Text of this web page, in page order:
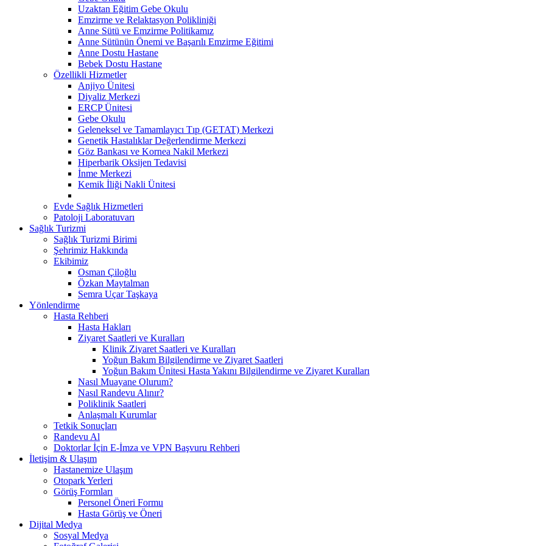
Uzaktan Eğitim Gebe Okulu
Emzirme ve Relaktasyon Polikliniği
Anne Sütü ve Emzirme Politikamız
Anne Sütünün Önemi ve Başarılı Emzirme Eğitimi
Anne Dostu Hastane
Bebek Dostu Hastane
Özellikli Hizmetler
Anjiyo Ünitesi
Diyaliz Merkezi
ERCP Ünitesi
Gebe Okulu
Geleneksel ve Tamamlayıcı Tıp (GETAT) Merkezi
Genetik Hastalıklar Değerlendirme Merkezi
Göz Bankası ve Kornea Nakil Merkezi
Hiperbarik Oksijen Tedavisi
İnme Merkezi
Kemik İliği Nakli Ünitesi
Evde Sağlık Hizmetleri
Patoloji Laboratuvarı
Sağlık Turizmi
Sağlık Turizmi Birimi
Şehrimiz Hakkında
Ekibimiz
Osman Çiloğlu
Özkan Maytalman
Semra Uçar Taşkaya
Yönlendirme
Hasta Rehberi
Hasta Hakları
Ziyaret Saatleri ve Kuralları
Klinik Ziyaret Saatleri ve Kuralları
Yoğun Bakım Bilgilendirme ve Ziyaret Saatleri
Yoğun Bakım Ünitesi Hasta Yakını Bilgilendirme ve Ziyaret Kuralları
Nasıl Muayane Olurum?
Nasıl Randevu Alınır?
Poliklinik Saatleri
Anlaşmalı Kurumlar
Tetkik Sonuçları
Randevu Al
Doktorlar İçin E-İmza ve VPN Başvuru Rehberi
İletişim & Ulaşım
Hastanemize Ulaşım
Otopark Yerleri
Görüş Formları
Personel Öneri Formu
Hasta Görüş ve Öneri
Dijital Medya
Sosyal Medya